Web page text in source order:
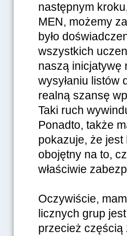
następnym
MEN, możemy
było
wszystkich
naszą inicjatywę
wysyłaniu listów
realną szansę
Taki ruch
Ponadto, także
pokazuje, że
obojętny na to,
właściwie
Oczywiście,
licznych grup
przecież częścią